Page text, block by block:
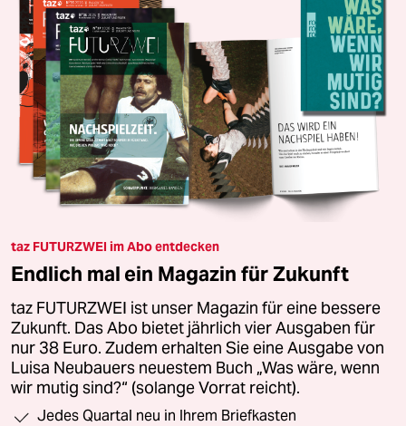
taz FUTURZWEI im Abo entdecken
Endlich mal ein Magazin für Zukunft
taz FUTURZWEI ist unser Magazin für eine bessere
Zukunft. Das Abo bietet jährlich vier Ausgaben für
nur 38 Euro. Zudem erhalten Sie eine Ausgabe von
Luisa Neubauers neuestem Buch „Was wäre, wenn
wir mutig sind?“ (solange Vorrat reicht).
Jedes Quartal neu in Ihrem Briefkasten